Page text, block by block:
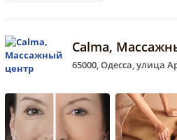
Calma,
65000, Одесса, улица